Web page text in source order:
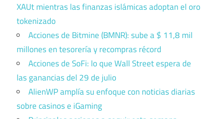
XAUt mientras las finanzas islámicas adoptan el oro
tokenizado
Acciones de Bitmine (BMNR): sube a $ 11,8 mil
millones en tesorería y recompras récord
Acciones de SoFi: lo que Wall Street espera de
las ganancias del 29 de julio
AlienWP amplía su enfoque con noticias diarias
sobre casinos e iGaming